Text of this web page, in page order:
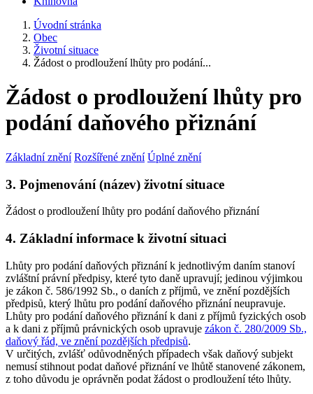
Úvodní stránka
Obec
Životní situace
Žádost o prodloužení lhůty pro podání...
Žádost o prodloužení lhůty pro
podání daňového přiznání
Základní znění Rozšířené znění Úplné znění
3. Pojmenování (název) životní situace
Žádost o prodloužení lhůty pro podání daňového přiznání
4. Základní informace k životní situaci
Lhůty pro podání daňových přiznání k jednotlivým daním stanoví
zvláštní právní předpisy, které tyto daně upravují; jedinou výjimkou
je zákon č. 586/1992 Sb., o daních z příjmů, ve znění pozdějších
předpisů, který lhůtu pro podání daňového přiznání neupravuje.
Lhůty pro podání daňového přiznání k dani z příjmů fyzických osob
a k dani z příjmů právnických osob upravuje zákon č. 280/2009 Sb.,
daňový řád, ve znění pozdějších předpisů.
V určitých, zvlášť odůvodněných případech však daňový subjekt
nemusí stihnout podat daňové přiznání ve lhůtě stanovené zákonem,
z toho důvodu je oprávněn podat žádost o prodloužení této lhůty.